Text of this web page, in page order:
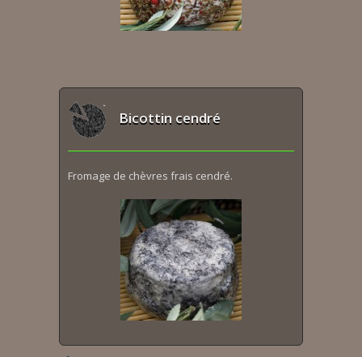
Bicottin cendré
Fromage de chèvres frais cendré.